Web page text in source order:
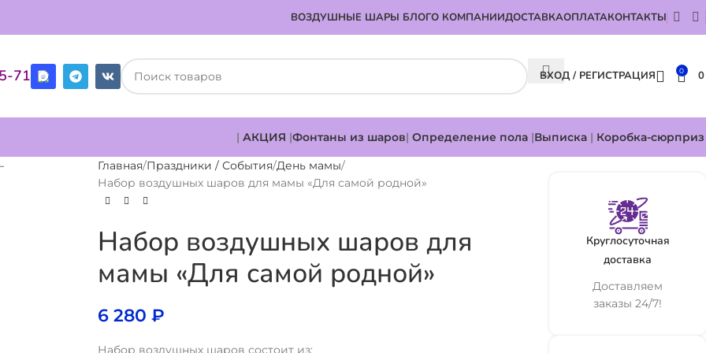
ВОЗДУШНЫЕ ШАРЫ БЛОГО КОМПАНИИДОСТАВКАОПЛАТАКОНТАКТЫ
71 ВХОД / РЕГИСТРАЦИЯ 0
| АКЦИЯ |Фонтаны из шаров| Определение пола |Выписка | Коробка-сюрприз
Главная Праздники / События День мамы
Набор воздушных шаров для мамы «Для самой родной»
Набор воздушных шаров для
мамы «Для самой родной»
6 280₽
Набор воздушных шаров состоит из:
Круглосуточная
доставка
Доставляем
заказы 24/7!